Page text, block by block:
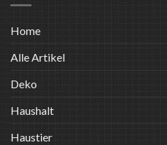
Home
Alle Artikel
Deko
Haushalt
Haustier